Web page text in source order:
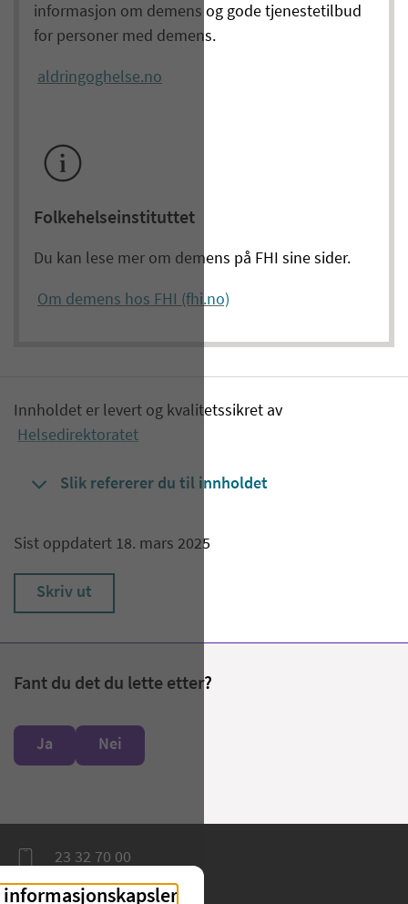
informasjon om demens og gode tjenestetilbud
for personer med demens.
aldringoghelse.no
Folkehelseinstituttet
Du kan lese mer om demens på FHI sine sider.
Om demens hos FHI (fhi.no)
Innholdet er levert og kvalitetssikret av
Helsedirektoratet
Slik refererer du til innholdet
Sist oppdatert 18. mars 2025
Skriv ut
Fant du det du lette etter?
Ja Nei